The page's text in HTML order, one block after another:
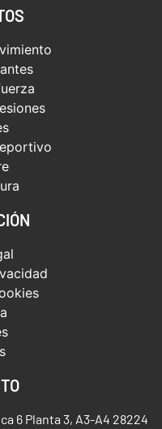
6 Planta 3, A3-A4 28224